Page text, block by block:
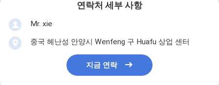
연락처 세부 사항
Mr. xie
중국 헤난성 안양시 Wenfeng 구 Huafu 상업 센터
지금 연락